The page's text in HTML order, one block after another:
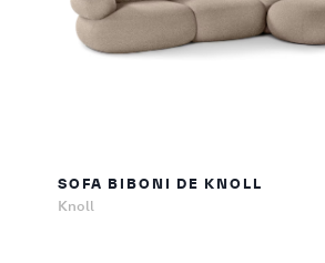
SOFA BIBONI DE KNOLL
Knoll